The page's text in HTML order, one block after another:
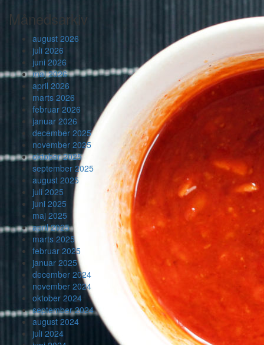
Månedsarkiv
august 2026
juli 2026
juni 2026
maj 2026
april 2026
marts 2026
februar 2026
januar 2026
december 2025
november 2025
oktober 2025
september 2025
august 2025
juli 2025
juni 2025
maj 2025
april 2025
marts 2025
februar 2025
januar 2025
december 2024
november 2024
oktober 2024
september 2024
august 2024
juli 2024